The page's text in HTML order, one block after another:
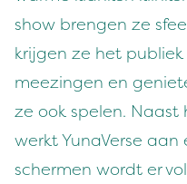
show brengen ze
krijgen ze het
meezingen en
ze ook spelen. Naast
werkt YunaVerse
schermen wordt er